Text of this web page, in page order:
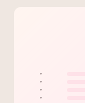
۰
۰
۰
۰